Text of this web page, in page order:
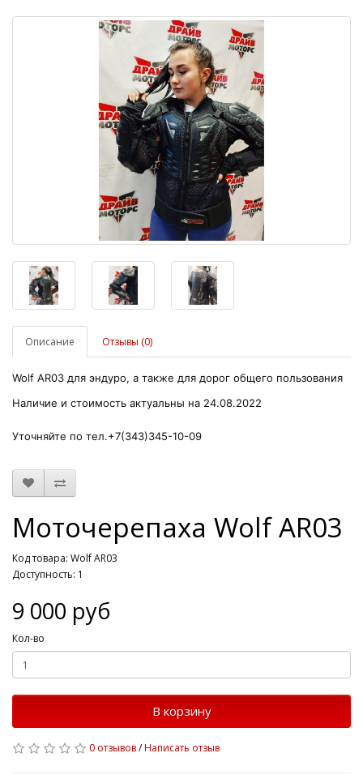
Описание Отзывы (0)
Wolf AR03 для эндуро, а также для дорог общего пользования
Наличие и стоимость актуальны на 24.08.2022
Уточняйте по тел.+7(343)345-10-09
Моточерепаха Wolf AR03
Код товара: Wolf AR03
Доступность: 1
9 000 руб
Кол-во
В корзину
0 отзывов/Написать отзыв